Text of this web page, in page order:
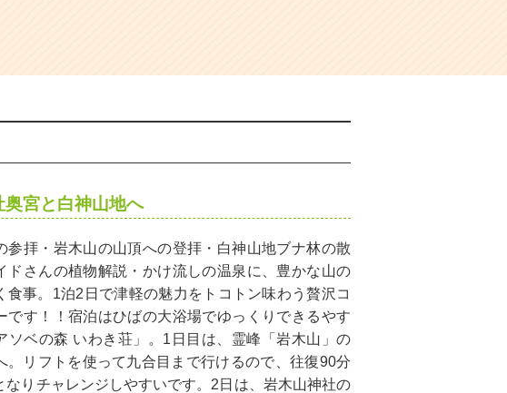
奥宮と白神山地へ
参拝・岩木山の山頂への登拝・白神山地ブナ林の散
ドさんの植物解説・かけ流しの温泉に、豊かな山の
食事。1泊2日で津軽の魅力をトコトン味わう贅沢コ
です！！宿泊はひばの大浴場でゆっくりできるやす
ソベの森 いわき荘」。1日目は、霊峰「岩木山」の
。リフトを使って九合目まで行けるので、往復90分
なりチャレンジしやすいです。2日は、岩木山神社の